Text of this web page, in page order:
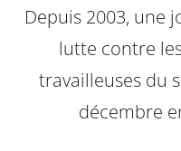
Depuis 2003, une
lutte contre
travailleuses du
décembre